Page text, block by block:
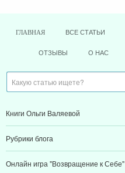
ГЛАВНАЯ ВСЕ СТАТЬИ
ОТЗЫВЫ О НАС
Книги Ольги Валяевой
Рубрики блога
Онлайн игра "Возвращение к Себе"